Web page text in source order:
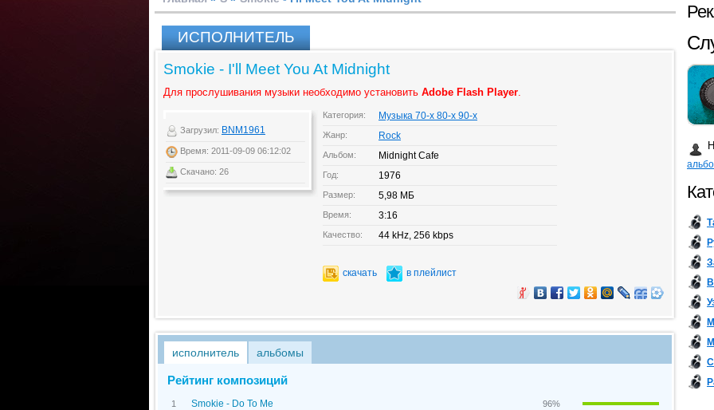
ИСПОЛНИТЕЛЬ
Smokie - I'll Meet You At Midnight
Для прослушивания музыки необходимо установить Adobe Flash Player.
Загрузил: BNM1961
Время: 2011-09-09 06:12:02
Скачано: 26
Категория: Музыка 70-х 80-х 90-х
Жанр: Rock
Альбом: Midnight Cafe
Год: 1976
Размер: 5,98 МБ
Время: 3:16
Качество: 44 kHz, 256 kbps
скачать в плейлист
исполнитель альбомы
Рейтинг композиций
1 Smokie - Do To Me
96%